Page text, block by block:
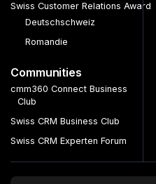
Swiss Customer Relations Award
Deutschschweiz
Romandie
Communities
cmm360 Connect Business
Club
Swiss CRM Business Club
Swiss CRM Experten Forum